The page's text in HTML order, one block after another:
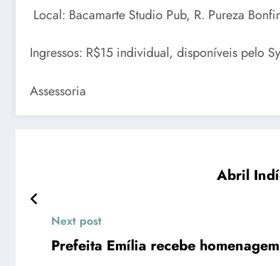
Local: Bacamarte Studio Pub, R. Pureza
Ingressos: R$15 individual, disponíveis pelo
Assessoria
Abril
Next post
Prefeita Emília recebe